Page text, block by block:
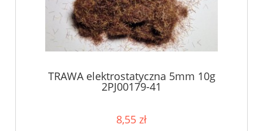
TRAWA elektrostatyczna 5mm 10g
2PJ00179-41
8,55 zł